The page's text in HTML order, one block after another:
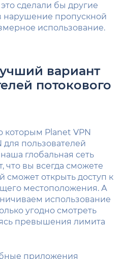
сделали бы другие
нарушение пропускной
использование.
вариант
потокового
которым Planet VPN
пользователей
глобальная сеть
что вы всегда сможете
сможет открыть доступ к
местоположения. А
использование
угодно смотреть
превышения лимита
приложения